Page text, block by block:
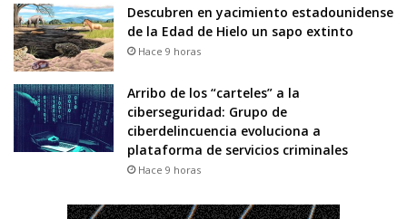
Descubren en yacimiento estadounidense
de la Edad de Hielo un sapo extinto
Hace 9 horas
Arribo de los “carteles” a la
ciberseguridad: Grupo de
ciberdelincuencia evoluciona a
plataforma de servicios criminales
Hace 9 horas